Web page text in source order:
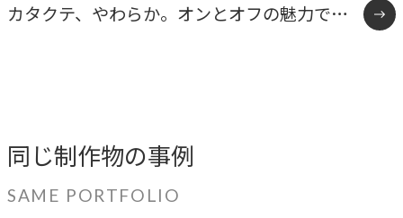
カタクテ、やわらか。オンとオフの魅力で若
同じ制作物の事例
SAME PORTFOLIO